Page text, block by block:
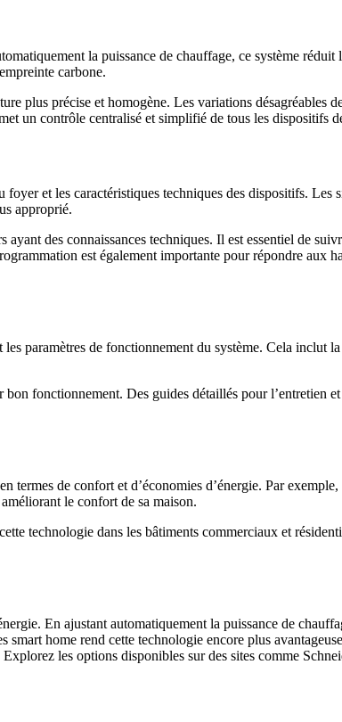
la puissance de chauffage, ce système
carbone.
plus précise et homogène. Les variations désagréables
un contrôle centralisé et simplifié de tous les dispositifs
et les caractéristiques techniques des dispositifs. Les
approprié.
des connaissances techniques. Il est essentiel de
est également importante pour répondre aux
paramètres de fonctionnement du système. Cela inclut
fonctionnement. Des guides détaillés pour l’entretien
termes de confort et d’économies d’énergie. Par
le confort de sa maison.
technologie dans les bâtiments commerciaux et
En ajustant automatiquement la puissance de
home rend cette technologie encore plus
les options disponibles sur des sites comme